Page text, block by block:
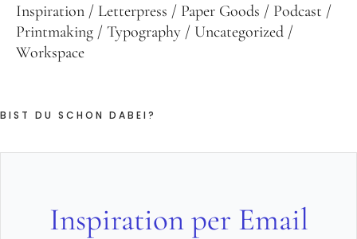
Inspiration Letterpress Paper Goods
Podcast
Printmaking
Typography
Uncategorized
Workspace
BIST DU SCHON DABEI?
Inspiration per Email